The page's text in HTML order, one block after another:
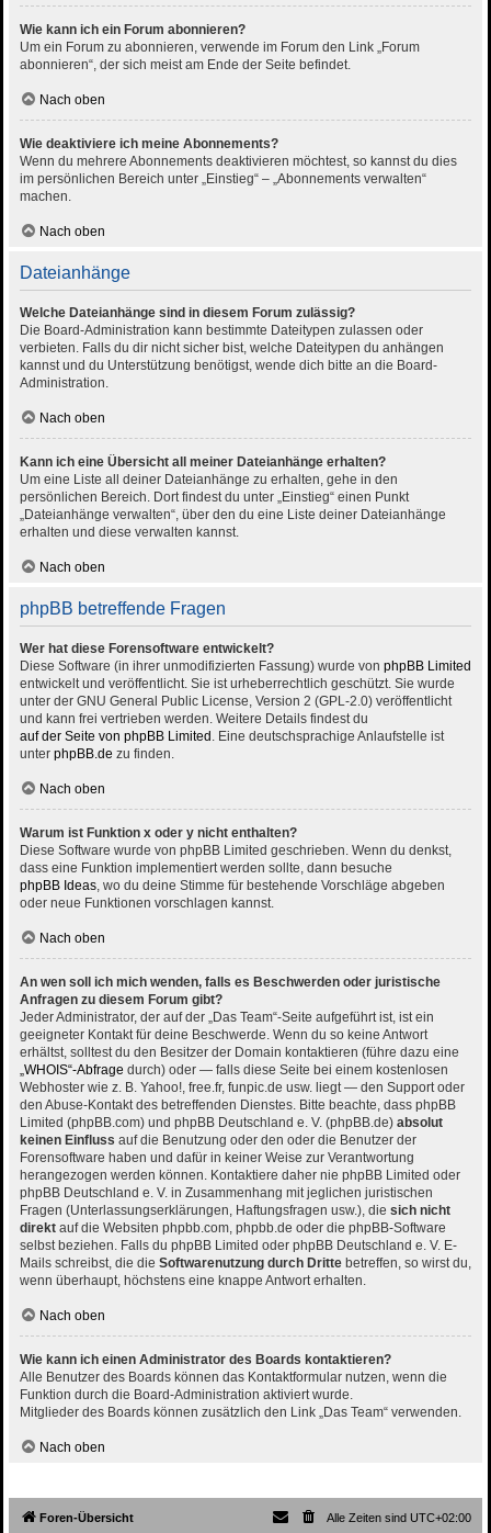
Wie kann ich ein Forum abonnieren?
Um ein Forum zu abonnieren, verwende im Forum den Link „Forum
abonnieren“, der sich meist am Ende der Seite befindet.
Nach oben
Wie deaktiviere ich meine Abonnements?
Wenn du mehrere Abonnements deaktivieren möchtest, so kannst du dies
im persönlichen Bereich unter „Einstieg“ – „Abonnements verwalten“
machen.
Nach oben
Dateianhänge
Welche Dateianhänge sind in diesem Forum zulässig?
Die Board-Administration kann bestimmte Dateitypen zulassen oder
verbieten. Falls du dir nicht sicher bist, welche Dateitypen du anhängen
kannst und du Unterstützung benötigst, wende dich bitte an die Board-
Administration.
Nach oben
Kann ich eine Übersicht all meiner Dateianhänge erhalten?
Um eine Liste all deiner Dateianhänge zu erhalten, gehe in den
persönlichen Bereich. Dort findest du unter „Einstieg“ einen Punkt
„Dateianhänge verwalten“, über den du eine Liste deiner Dateianhänge
erhalten und diese verwalten kannst.
Nach oben
phpBB betreffende Fragen
Wer hat diese Forensoftware entwickelt?
Diese Software (in ihrer unmodifizierten Fassung) wurde von phpBB Limited
entwickelt und veröffentlicht. Sie ist urheberrechtlich geschützt. Sie wurde
unter der GNU General Public License, Version 2 (GPL-2.0) veröffentlicht
und kann frei vertrieben werden. Weitere Details findest du
auf der Seite von phpBB Limited . Eine deutschsprachige Anlaufstelle ist
unter phpBB.de zu finden.
Nach oben
Warum ist Funktion x oder y nicht enthalten?
Diese Software wurde von phpBB Limited geschrieben. Wenn du denkst,
dass eine Funktion implementiert werden sollte, dann besuche
phpBB Ideas, wo du deine Stimme für bestehende Vorschläge abgeben
oder neue Funktionen vorschlagen kannst.
Nach oben
An wen soll ich mich wenden, falls es Beschwerden oder juristische
Anfragen zu diesem Forum gibt?
Jeder Administrator, der auf der „Das Team“-Seite aufgeführt ist, ist ein
geeigneter Kontakt für deine Beschwerde. Wenn du so keine Antwort
erhältst, solltest du den Besitzer der Domain kontaktieren (führe dazu eine
„WHOIS“-Abfrage durch) oder — falls diese Seite bei einem kostenlosen
Webhoster wie z. B. Yahoo!, free.fr, funpic.de usw. liegt — den Support oder
den Abuse-Kontakt des betreffenden Dienstes. Bitte beachte, dass phpBB
Limited (phpBB.com) und phpBB Deutschland e. V. (phpBB.de) absolut
keinen Einfluss auf die Benutzung oder den oder die Benutzer der
Forensoftware haben und dafür in keiner Weise zur Verantwortung
herangezogen werden können. Kontaktiere daher nie phpBB Limited oder
phpBB Deutschland e. V. in Zusammenhang mit jeglichen juristischen
Fragen (Unterlassungserklärungen, Haftungsfragen usw.), die sich nicht
direkt auf die Websiten phpbb.com, phpbb.de oder die phpBB-Software
selbst beziehen. Falls du phpBB Limited oder phpBB Deutschland e. V. E-
Mails schreibst, die die Softwarenutzung durch Dritte betreffen, so wirst du,
wenn überhaupt, höchstens eine knappe Antwort erhalten.
Nach oben
Wie kann ich einen Administrator des Boards kontaktieren?
Alle Benutzer des Boards können das Kontaktformular nutzen, wenn die
Funktion durch die Board-Administration aktiviert wurde.
Mitglieder des Boards können zusätzlich den Link „Das Team“ verwenden.
Nach oben
Foren-Übersicht Alle Zeiten sind UTC+02:00